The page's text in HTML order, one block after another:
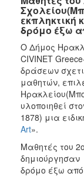
2022
2021
2020
2019
2018
2017
2016
2013
2012
εκπληκτική
δρόμο έξω
Ο Δήμος
CIVINET
δράσεων
μαθητών,
υλοποιηθεί
1878) μια
Art».
Μαθητές του
δημιούργησαν
δρόμο έξω από